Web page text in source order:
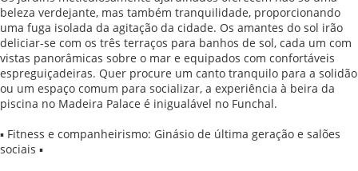
beleza verdejante, mas também tranquilidade, proporcionando
uma fuga isolada da agitação da cidade. Os amantes do sol irão
deliciar-se com os três terraços para banhos de sol, cada um com
vistas panorâmicas sobre o mar e equipados com confortáveis
espreguiçadeiras. Quer procure um canto tranquilo para a solidão
ou um espaço comum para socializar, a experiência à beira da
piscina no Madeira Palace é inigualável no Funchal.
▪ Fitness e companheirismo: Ginásio de última geração e salões
sociais ▪